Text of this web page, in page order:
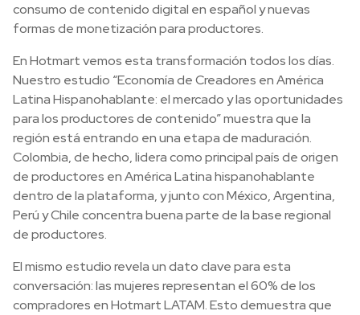
consumo de contenido digital en español y nuevas
formas de monetización para productores.
En Hotmart vemos esta transformación todos los días.
Nuestro estudio “Economía de Creadores en América
Latina Hispanohablante: el mercado y las oportunidades
para los productores de contenido” muestra que la
región está entrando en una etapa de maduración.
Colombia, de hecho, lidera como principal país de origen
de productores en América Latina hispanohablante
dentro de la plataforma, y junto con México, Argentina,
Perú y Chile concentra buena parte de la base regional
de productores.
El mismo estudio revela un dato clave para esta
conversación: las mujeres representan el 60% de los
compradores en Hotmart LATAM. Esto demuestra que